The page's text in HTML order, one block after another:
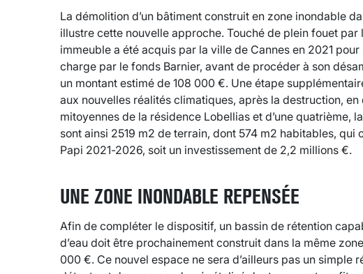
La démolition d’un bâtiment construit en zone inondable
illustre cette nouvelle approche. Touché de plein fouet
immeuble a été acquis par la ville de Cannes en 2021
charge par le fonds Barnier, avant de procéder à son
un montant estimé de 108 000 €. Une étape
aux nouvelles réalités climatiques, après la destruction,
mitoyennes de la résidence Lobellias et d’une quatrième,
sont ainsi 2519 m2 de terrain, dont 574 m2 habitables,
Papi 2021-2026, soit un investissement de 2,2 millions €.
UNE ZONE INONDABLE REPENSÉE
Afin de compléter le dispositif, un bassin de rétention
d’eau doit être prochainement construit dans la même
000 €. Ce nouvel espace ne sera d’ailleurs pas un simple